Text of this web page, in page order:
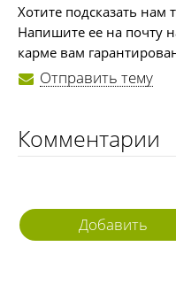
Хотите подсказать нам
Напишите ее на почту
карме вам
Отправить тему
Комментарии
Добавить